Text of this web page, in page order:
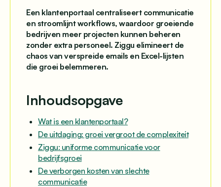
Een klantenportaal centraliseert communicatie
en stroomlijnt workflows, waardoor groeiende
bedrijven meer projecten kunnen beheren
zonder extra personeel. Ziggu elimineert de
chaos van verspreide emails en Excel-lijsten
die groei belemmeren.
Inhoudsopgave
Wat is een klantenportaal?
De uitdaging: groei vergroot de complexiteit
Ziggu: uniforme communicatie voor
bedrijfsgroei
De verborgen kosten van slechte
communicatie